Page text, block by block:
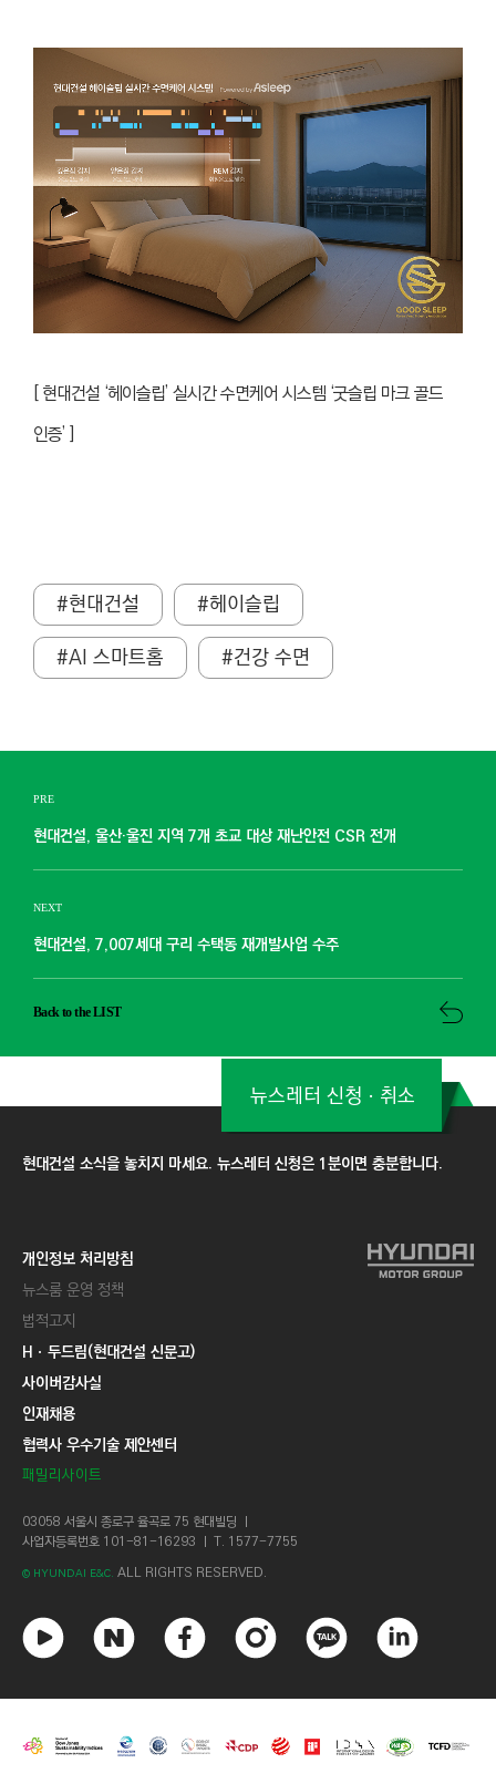
[ 현대건설 ‘헤이슬립’ 실시간 수면케어 시스템 ‘굿슬립 마크 골드
인증’ ]
#현대건설
#헤이슬립
#AI 스마트홈
#건강 수면
PRE
현대건설, 울산·울진 지역 7개 초교 대상 재난안전 CSR 전개
NEXT
현대건설, 7,007세대 구리 수택동 재개발사업 수주
Back to the LIST
현대건설 소식을 놓치지 마세요. 뉴스레터 신청은 1분이면 충분합니다.
뉴스레터 신청ㆍ취소
개인정보 처리방침
뉴스룸 운영 정책
법적고지
Hㆍ두드림(현대건설 신문고)
사이버감사실
인재채용
협력사 우수기술 제안센터
패밀리사이트
03058 서울시 종로구 율곡로 75 현대빌딩 ㅣ
사업자등록번호 101-81-16293 ㅣ T. 1577-7755
© HYUNDAI E&C. ALL RIGHTS RESERVED.
튜
브
이
이
스
북
스
타
카
오
톡
크
드
인